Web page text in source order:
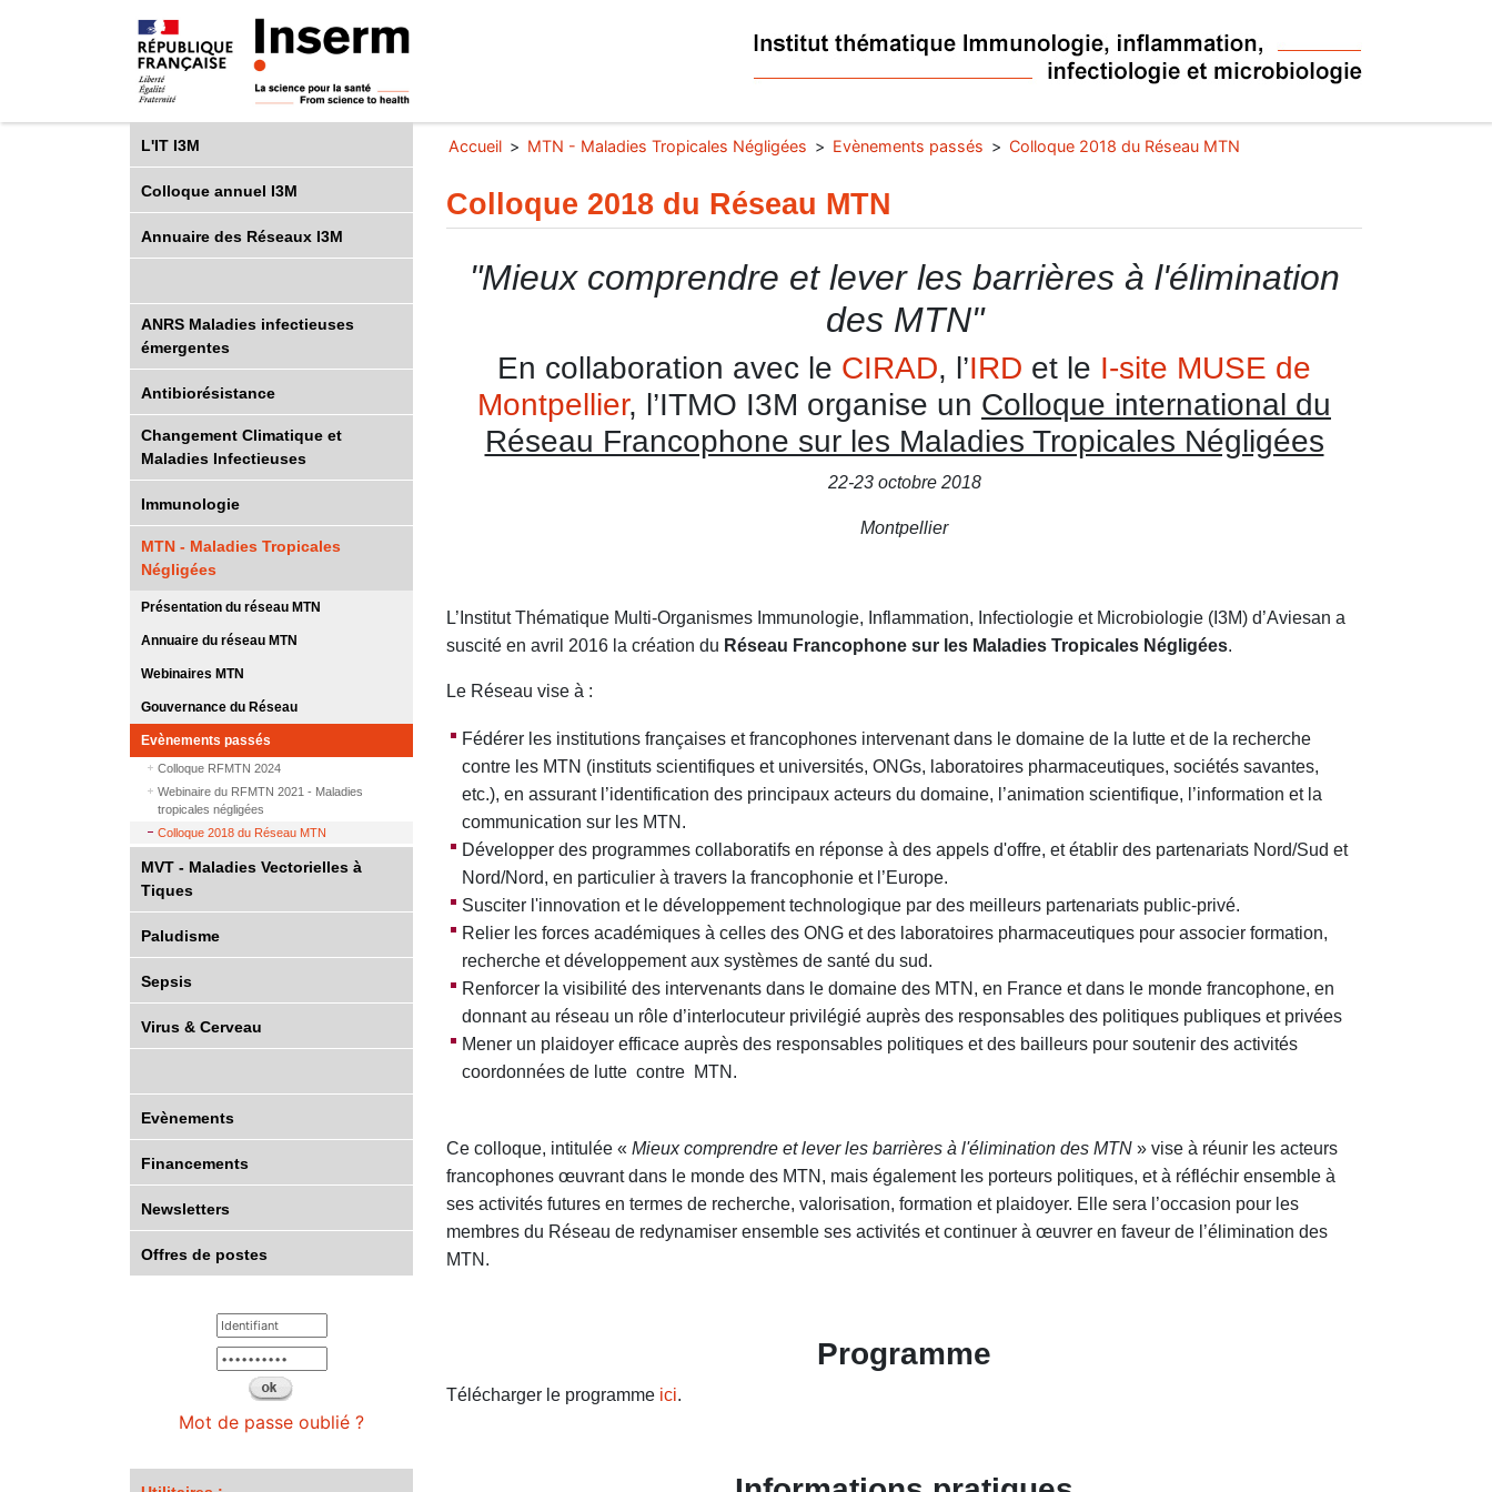
L'IT I3M
Colloque annuel I3M
Annuaire des Réseaux I3M
ANRS Maladies infectieuses
émergentes
Antibiorésistance
Changement Climatique et
Maladies Infectieuses
Immunologie
MTN - Maladies Tropicales
Négligées
Présentation du réseau MTN
Annuaire du réseau MTN
Webinaires MTN
Gouvernance du Réseau
Evènements passés
Colloque RFMTN 2024
Webinaire du RFMTN 2021 - Maladies
tropicales négligées
Colloque 2018 du Réseau MTN
MVT - Maladies Vectorielles à
Tiques
Paludisme
Sepsis
Virus & Cerveau
Evènements
Financements
Newsletters
Offres de postes
Mot de passe oublié ?
Accueil MTN - Maladies Tropicales Négligées Evènements passés Colloque 2018 du Réseau MTN
Colloque 2018 du Réseau MTN
"Mieux comprendre et lever les barrières à l'élimination
des MTN"
En collaboration avec le CIRAD, l’IRD et le I-site MUSE de
Montpellier, l’ITMO I3M organise un Colloque international du
Réseau Francophone sur les Maladies Tropicales Négligées
22-23 octobre 2018
Montpellier
L’Institut Thématique Multi-Organismes Immunologie, Inflammation, Infectiologie et Microbiologie (I3M) d’Aviesan a
suscité en avril 2016 la création du Réseau Francophone sur les Maladies Tropicales Négligées.
Le Réseau vise à :
Fédérer les institutions françaises et francophones intervenant dans le domaine de la lutte et de la recherche
contre les MTN (instituts scientifiques et universités, ONGs, laboratoires pharmaceutiques, sociétés savantes,
etc.), en assurant l’identification des principaux acteurs du domaine, l’animation scientifique, l’information et la
communication sur les MTN.
Développer des programmes collaboratifs en réponse à des appels d'offre, et établir des partenariats Nord/Sud et
Nord/Nord, en particulier à travers la francophonie et l’Europe.
Susciter l'innovation et le développement technologique par des meilleurs partenariats public-privé.
Relier les forces académiques à celles des ONG et des laboratoires pharmaceutiques pour associer formation,
recherche et développement aux systèmes de santé du sud.
Renforcer la visibilité des intervenants dans le domaine des MTN, en France et dans le monde francophone, en
donnant au réseau un rôle d’interlocuteur privilégié auprès des responsables des politiques publiques et privées
Mener un plaidoyer efficace auprès des responsables politiques et des bailleurs pour soutenir des activités
coordonnées de lutte contre MTN.
Ce colloque, intitulée « Mieux comprendre et lever les barrières à l'élimination des MTN » vise à réunir les acteurs
francophones œuvrant dans le monde des MTN, mais également les porteurs politiques, et à réfléchir ensemble à
ses activités futures en termes de recherche, valorisation, formation et plaidoyer. Elle sera l’occasion pour les
membres du Réseau de redynamiser ensemble ses activités et continuer à œuvrer en faveur de l’élimination des
MTN.
Programme
Télécharger le programme ici.